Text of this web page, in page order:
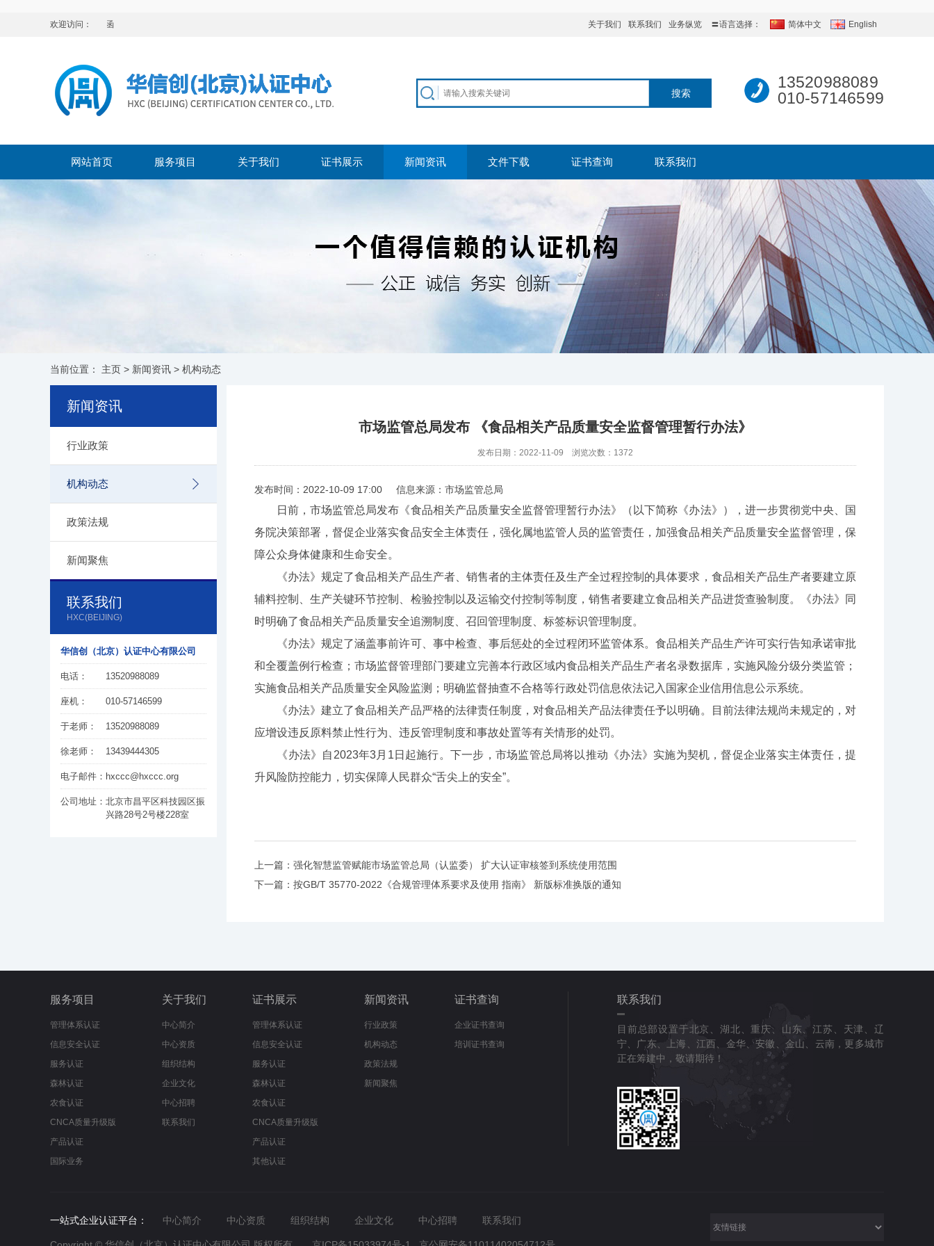
欢迎访问： 关于我们 联系我们 业务纵览 〓语言选择： 简体中文 English
13520988089
010-57146599
网站首页 服务项目 关于我们 证书展示 新闻资讯 文件下载 证书查询 联系我们
当前位置： 主页 > 新闻资讯 > 机构动态
新闻资讯
行业政策
机构动态
政策法规
新闻聚焦
联系我们
HXC(BEIJING)
华信创（北京）认证中心有限公司
电话： 13520988089
座机： 010-57146599
于老师： 13520988089
徐老师： 13439444305
电子邮件： hxccc@hxccc.org
公司地址： 北京市昌平区科技园区振
兴路28号2号楼228室
市场监管总局发布 《食品相关产品质量安全监督管理暂行办法》
发布日期：2022-11-09 浏览次数： 1372
发布时间：2022-10-09 17:00 信息来源：市场监管总局
日前，市场监管总局发布《食品相关产品质量安全监督管理暂行办法》（以下简称《办法》），进一步贯彻党中央、国
务院决策部署，督促企业落实食品安全主体责任，强化属地监管人员的监管责任，加强食品相关产品质量安全监督管理，保
障公众身体健康和生命安全。
《办法》规定了食品相关产品生产者、销售者的主体责任及生产全过程控制的具体要求，食品相关产品生产者要建立原
辅料控制、生产关键环节控制、检验控制以及运输交付控制等制度，销售者要建立食品相关产品进货查验制度。《办法》同
时明确了食品相关产品质量安全追溯制度、召回管理制度、标签标识管理制度。
《办法》规定了涵盖事前许可、事中检查、事后惩处的全过程闭环监管体系。食品相关产品生产许可实行告知承诺审批
和全覆盖例行检查；市场监督管理部门要建立完善本行政区域内食品相关产品生产者名录数据库，实施风险分级分类监管；
实施食品相关产品质量安全风险监测；明确监督抽查不合格等行政处罚信息依法记入国家企业信用信息公示系统。
《办法》建立了食品相关产品严格的法律责任制度，对食品相关产品法律责任予以明确。目前法律法规尚未规定的，对
应增设违反原料禁止性行为、违反管理制度和事故处置等有关情形的处罚。
《办法》自2023年3月1日起施行。下一步，市场监管总局将以推动《办法》实施为契机，督促企业落实主体责任，提
升风险防控能力，切实保障人民群众“舌尖上的安全”。
上一篇：强化智慧监管赋能市场监管总局（认监委） 扩大认证审核签到系统使用范围
下一篇：按GB/T 35770-2022《合规管理体系要求及使用 指南》 新版标准换版的通知
服务项目
管理体系认证
信息安全认证
服务认证
森林认证
农食认证
CNCA质量升级版
产品认证
国际业务
关于我们
中心简介
中心资质
组织结构
企业文化
中心招聘
联系我们
证书展示
管理体系认证
信息安全认证
服务认证
森林认证
农食认证
CNCA质量升级版
产品认证
其他认证
新闻资讯
行业政策
机构动态
政策法规
新闻聚焦
证书查询
企业证书查询
培训证书查询
联系我们
目前总部设置于北京、湖北、重庆、山东、江苏、天津、辽
宁、广东、上海、江西、金华、安徽、金山、云南，更多城市
正在筹建中，敬请期待！
一站式企业认证平台： 中心简介 中心资质 组织结构 企业文化 中心招聘 联系我们